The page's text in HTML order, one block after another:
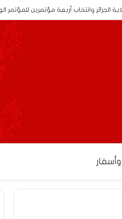
الجزائر وانتخاب أربعة مؤتمرين للمؤتمر